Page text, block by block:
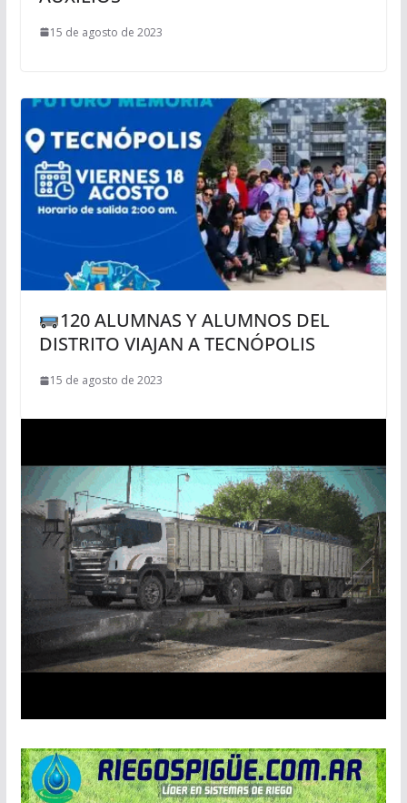
15 de agosto de 2023
120 ALUMNAS Y ALUMNOS DEL
DISTRITO VIAJAN A TECNÓPOLIS
15 de agosto de 2023